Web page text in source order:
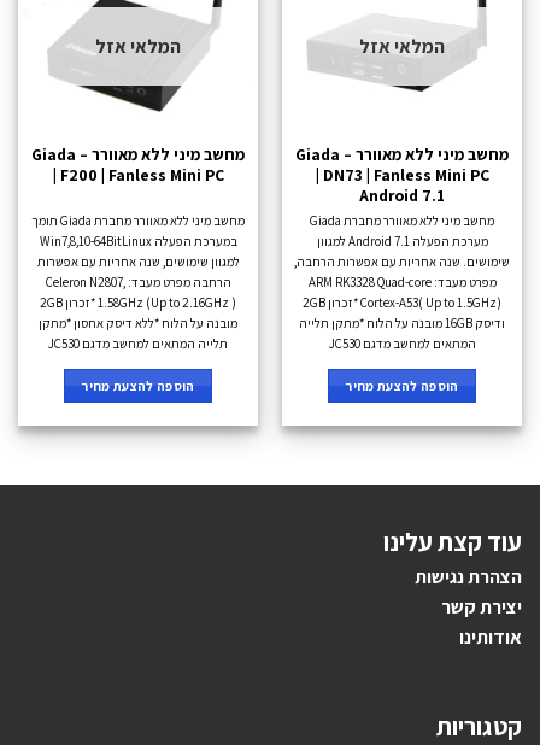
המלאי אזל
מחשב מיני ללא מאוורר – Giada
| DN73 | Fanless Mini PC
Android 7.1
מחשב מיני ללא מאוורר מחברת Giada
מערכת הפעלה Android 7.1 למגוון
שימושים. שנה אחריות עם אפשרות הרחבה,
מפרט מעבד: ARM RK3328 Quad-core
Cortex-A53( Up to 1.5GHz) *זכרון 2GB
ודיסק 16GB מובנה על הלוח *מתקן תלייה
המתאים למחשב מדגם JC530
הוספה להצעת מחיר
המלאי אזל
מחשב מיני ללא מאוורר – Giada
| F200 | Fanless Mini PC
מחשב מיני ללא מאוורר מחברת Giada תומך
במערכת הפעלה Win7,8,10-64BitLinux
למגוון שימושים, שנה אחריות עם אפשרות
הרחבה מפרט מעבד: Celeron N2807,
1.58GHz (Up to 2.16GHz ) *זכרון 2GB
מובנה על הלוח *ללא דיסק אחסון *מתקן
תלייה המתאים למחשב מדגם JC530
הוספה להצעת מחיר
עוד קצת עלינו
הצהרת נגישות
יצירת קשר
אודותינו
קטגוריות